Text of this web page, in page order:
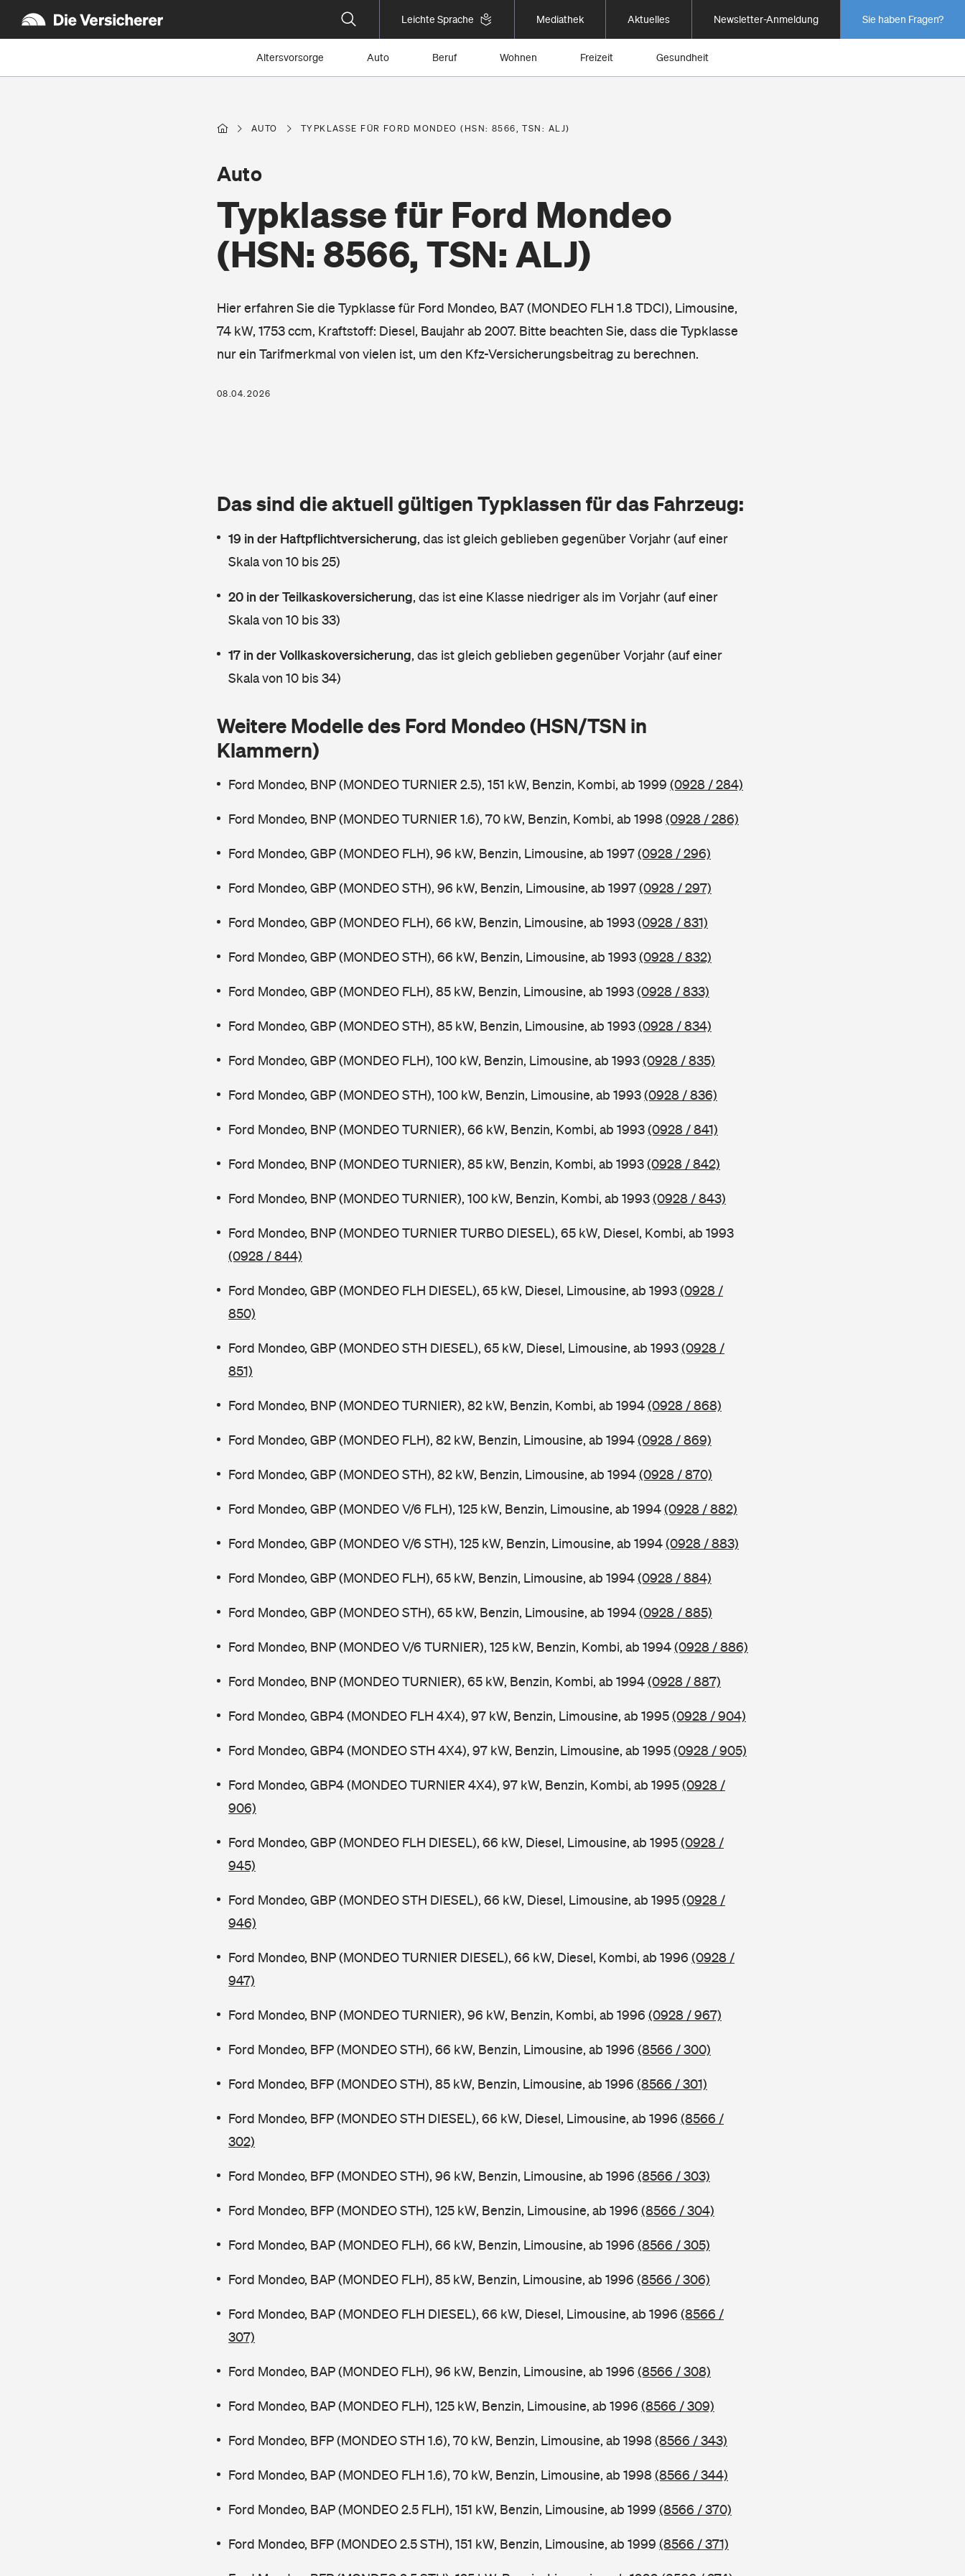
Leichte Sprache Mediathek Aktuelles Newsletter-Anmeldung Sie haben Fragen?
Altersvorsorge Auto Beruf Wohnen Freizeit Gesundheit
AUTO TYPKLASSE FÜR FORD MONDEO (HSN: 8566, TSN: ALJ)
Typklasse für Ford Mondeo
(HSN: 8566, TSN: ALJ)
Auto
Hier erfahren Sie die Typklasse für Ford Mondeo, BA7 (MONDEO FLH 1.8 TDCI), Limousine,
74 kW, 1753 ccm, Kraftstoff: Diesel, Baujahr ab 2007. Bitte beachten Sie, dass die Typklasse
nur ein Tarifmerkmal von vielen ist, um den Kfz-Versicherungsbeitrag zu berechnen.
08.04.2026
Das sind die aktuell gültigen Typklassen für das Fahrzeug:
19 in der Haftpflichtversicherung, das ist gleich geblieben gegenüber Vorjahr (auf einer
Skala von 10 bis 25)
20 in der Teilkaskoversicherung, das ist eine Klasse niedriger als im Vorjahr (auf einer
Skala von 10 bis 33)
17 in der Vollkaskoversicherung, das ist gleich geblieben gegenüber Vorjahr (auf einer
Skala von 10 bis 34)
Weitere Modelle des Ford Mondeo (HSN/TSN in
Klammern)
Ford Mondeo, BNP (MONDEO TURNIER 2.5), 151 kW, Benzin, Kombi, ab 1999 (0928 / 284)
Ford Mondeo, BNP (MONDEO TURNIER 1.6), 70 kW, Benzin, Kombi, ab 1998(0928 / 286)
Ford Mondeo, GBP (MONDEO FLH), 96 kW, Benzin, Limousine, ab 1997(0928 / 296)
Ford Mondeo, GBP (MONDEO STH), 96 kW, Benzin, Limousine, ab 1997(0928 / 297)
Ford Mondeo, GBP (MONDEO FLH), 66 kW, Benzin, Limousine, ab 1993(0928 / 831)
Ford Mondeo, GBP (MONDEO STH), 66 kW, Benzin, Limousine, ab 1993(0928 / 832)
Ford Mondeo, GBP (MONDEO FLH), 85 kW, Benzin, Limousine, ab 1993(0928 / 833)
Ford Mondeo, GBP (MONDEO STH), 85 kW, Benzin, Limousine, ab 1993(0928 / 834)
Ford Mondeo, GBP (MONDEO FLH), 100 kW, Benzin, Limousine, ab 1993(0928 / 835)
Ford Mondeo, GBP (MONDEO STH), 100 kW, Benzin, Limousine, ab 1993(0928 / 836)
Ford Mondeo, BNP (MONDEO TURNIER), 66 kW, Benzin, Kombi, ab 1993(0928 / 841)
Ford Mondeo, BNP (MONDEO TURNIER), 85 kW, Benzin, Kombi, ab 1993(0928 / 842)
Ford Mondeo, BNP (MONDEO TURNIER), 100 kW, Benzin, Kombi, ab 1993(0928 / 843)
Ford Mondeo, BNP (MONDEO TURNIER TURBO DIESEL), 65 kW, Diesel, Kombi, ab 1993
(0928 / 844)
Ford Mondeo, GBP (MONDEO FLH DIESEL), 65 kW, Diesel, Limousine, ab 1993(0928 /
850)
Ford Mondeo, GBP (MONDEO STH DIESEL), 65 kW, Diesel, Limousine, ab 1993(0928 /
851)
Ford Mondeo, BNP (MONDEO TURNIER), 82 kW, Benzin, Kombi, ab 1994(0928 / 868)
Ford Mondeo, GBP (MONDEO FLH), 82 kW, Benzin, Limousine, ab 1994(0928 / 869)
Ford Mondeo, GBP (MONDEO STH), 82 kW, Benzin, Limousine, ab 1994(0928 / 870)
Ford Mondeo, GBP (MONDEO V/6 FLH), 125 kW, Benzin, Limousine, ab 1994(0928 / 882)
Ford Mondeo, GBP (MONDEO V/6 STH), 125 kW, Benzin, Limousine, ab 1994(0928 / 883)
Ford Mondeo, GBP (MONDEO FLH), 65 kW, Benzin, Limousine, ab 1994(0928 / 884)
Ford Mondeo, GBP (MONDEO STH), 65 kW, Benzin, Limousine, ab 1994(0928 / 885)
Ford Mondeo, BNP (MONDEO V/6 TURNIER), 125 kW, Benzin, Kombi, ab 1994(0928 / 886)
Ford Mondeo, BNP (MONDEO TURNIER), 65 kW, Benzin, Kombi, ab 1994(0928 / 887)
Ford Mondeo, GBP4 (MONDEO FLH 4X4), 97 kW, Benzin, Limousine, ab 1995(0928 / 904)
Ford Mondeo, GBP4 (MONDEO STH 4X4), 97 kW, Benzin, Limousine, ab 1995(0928 / 905)
Ford Mondeo, GBP4 (MONDEO TURNIER 4X4), 97 kW, Benzin, Kombi, ab 1995(0928 /
906)
Ford Mondeo, GBP (MONDEO FLH DIESEL), 66 kW, Diesel, Limousine, ab 1995(0928 /
945)
Ford Mondeo, GBP (MONDEO STH DIESEL), 66 kW, Diesel, Limousine, ab 1995(0928 /
946)
Ford Mondeo, BNP (MONDEO TURNIER DIESEL), 66 kW, Diesel, Kombi, ab 1996 (0928 /
947)
Ford Mondeo, BNP (MONDEO TURNIER), 96 kW, Benzin, Kombi, ab 1996 (0928 / 967)
Ford Mondeo, BFP (MONDEO STH), 66 kW, Benzin, Limousine, ab 1996 (8566 / 300)
Ford Mondeo, BFP (MONDEO STH), 85 kW, Benzin, Limousine, ab 1996 (8566 / 301)
Ford Mondeo, BFP (MONDEO STH DIESEL), 66 kW, Diesel, Limousine, ab 1996 (8566 /
302)
Ford Mondeo, BFP (MONDEO STH), 96 kW, Benzin, Limousine, ab 1996 (8566 / 303)
Ford Mondeo, BFP (MONDEO STH), 125 kW, Benzin, Limousine, ab 1996 (8566 / 304)
Ford Mondeo, BAP (MONDEO FLH), 66 kW, Benzin, Limousine, ab 1996 (8566 / 305)
Ford Mondeo, BAP (MONDEO FLH), 85 kW, Benzin, Limousine, ab 1996 (8566 / 306)
Ford Mondeo, BAP (MONDEO FLH DIESEL), 66 kW, Diesel, Limousine, ab 1996 (8566 /
307)
Ford Mondeo, BAP (MONDEO FLH), 96 kW, Benzin, Limousine, ab 1996 (8566 / 308)
Ford Mondeo, BAP (MONDEO FLH), 125 kW, Benzin, Limousine, ab 1996 (8566 / 309)
Ford Mondeo, BFP (MONDEO STH 1.6), 70 kW, Benzin, Limousine, ab 1998(8566 / 343)
Ford Mondeo, BAP (MONDEO FLH 1.6), 70 kW, Benzin, Limousine, ab 1998(8566 / 344)
Ford Mondeo, BAP (MONDEO 2.5 FLH), 151 kW, Benzin, Limousine, ab 1999 (8566 / 370)
Ford Mondeo, BFP (MONDEO 2.5 STH), 151 kW, Benzin, Limousine, ab 1999 (8566 / 371)